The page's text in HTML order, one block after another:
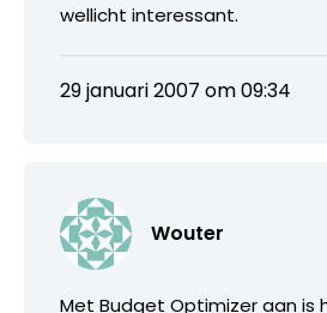
wellicht interessant.
29 januari 2007 om 09:34
Wouter
Met Budget Optimizer aan is